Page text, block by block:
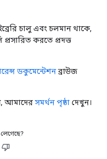
চালু এবং চলমান থাকে,
করতে প্রদত্ত
ডকুমেন্টেশনব্রাউজ
আমাদের সমর্থন পৃষ্ঠা দেখুন।